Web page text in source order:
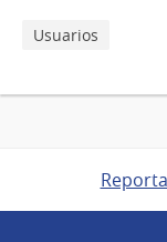
Usuarios